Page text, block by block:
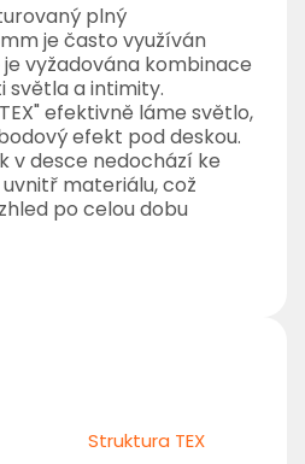
plný
je často využíván
vyžadována kombinace
světla a intimity.
efektivně láme světlo,
efekt pod deskou.
v desce nedochází ke
materiálu, což
po celou dobu
Struktura TEX